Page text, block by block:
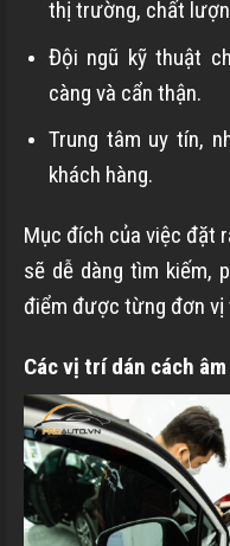
thị trường, chất
Đội ngũ kỹ thuật
càng và cẩn thận.
Trung tâm uy tín,
khách hàng.
Mục đích của việc đặt
sẽ dễ dàng tìm kiếm,
điểm được từng đơn vị
Các vị trí dán cách